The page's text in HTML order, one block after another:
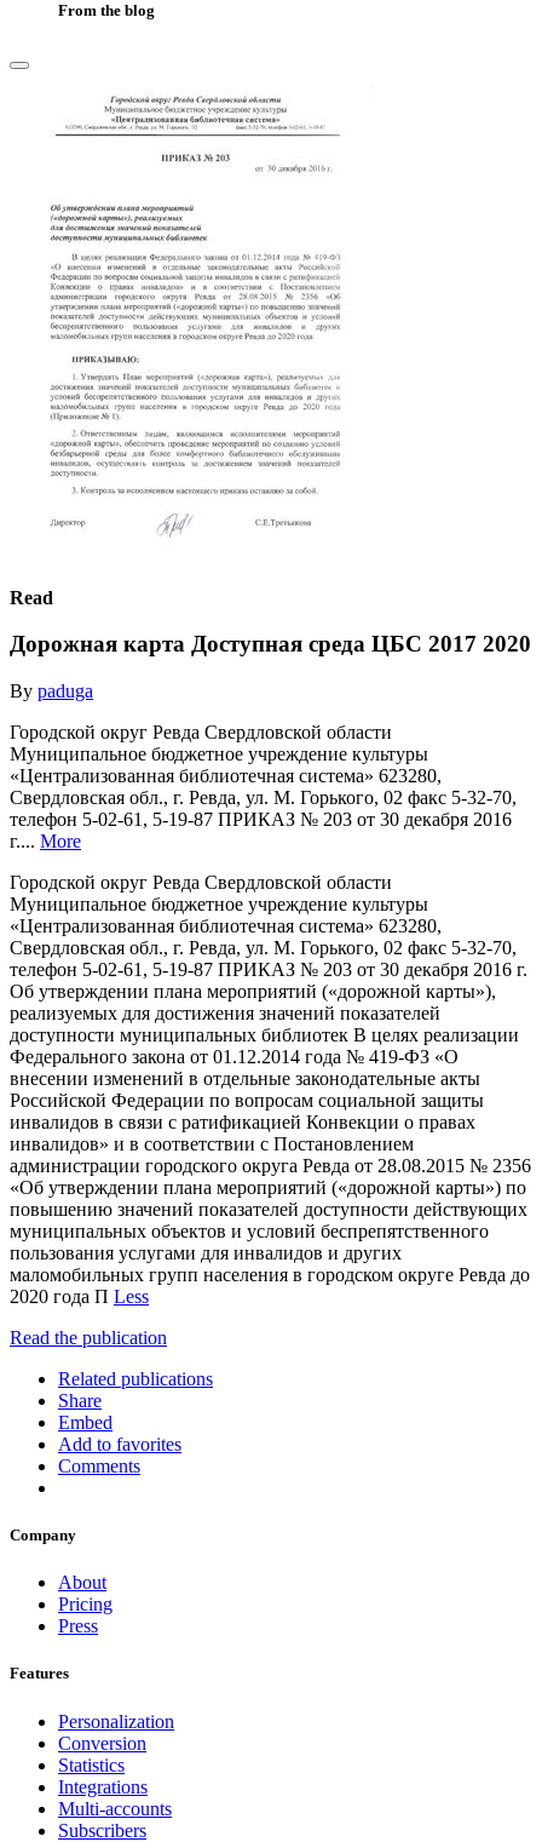
From the blog
Read
Дорожная карта Доступная среда ЦБС 2017 2020
By paduga
Городской округ Ревда Свердловской области
Муниципальное бюджетное учреждение культуры
«Централизованная библиотечная система» 623280,
Свердловская обл., г. Ревда, ул. М. Горького, 02 факс 5-32-70,
телефон 5-02-61, 5-19-87 ПРИКАЗ № 203 от 30 декабря 2016
г.... More
Городской округ Ревда Свердловской области
Муниципальное бюджетное учреждение культуры
«Централизованная библиотечная система» 623280,
Свердловская обл., г. Ревда, ул. М. Горького, 02 факс 5-32-70,
телефон 5-02-61, 5-19-87 ПРИКАЗ № 203 от 30 декабря 2016 г.
Об утверждении плана мероприятий («дорожной карты»),
реализуемых для достижения значений показателей
доступности муниципальных библиотек В целях реализации
Федерального закона от 01.12.2014 года № 419-ФЗ «О
внесении изменений в отдельные законодательные акты
Российской Федерации по вопросам социальной защиты
инвалидов в связи с ратификацией Конвекции о правах
инвалидов» и в соответствии с Постановлением
администрации городского округа Ревда от 28.08.2015 № 2356
«Об утверждении плана мероприятий («дорожной карты») по
повышению значений показателей доступности действующих
муниципальных объектов и условий беспрепятственного
пользования услугами для инвалидов и других
маломобильных групп населения в городском округе Ревда до
2020 года П Less
Read the publication
Related publications
Share
Embed
Add to favorites
Comments
Company
About
Pricing
Press
Features
Personalization
Conversion
Statistics
Integrations
Multi-accounts
Subscribers